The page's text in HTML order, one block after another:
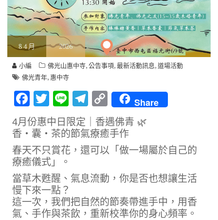
84 月 2026
小編 佛光山惠中寺,公告事項,最新活動訊息,道場活動
佛光青年, 惠中寺
F
ac
e
b
o
o
k
T
w
it
te
r
Li
n
e
T
el
e
gr
a
m
C
o
p
y
Li
n
k
Share
4月份惠中日限定｜香遇佛青 🌿
香・囊・茶的節氣療癒手作
春天不只賞花，還可以「做一場屬於自己的
療癒儀式」。
當草木甦醒、氣息流動，你是否也想讓生活
慢下來一點？
這一次，我們把自然的節奏帶進手中，用香
氣、手作與茶飲，重新校準你的身心頻率。